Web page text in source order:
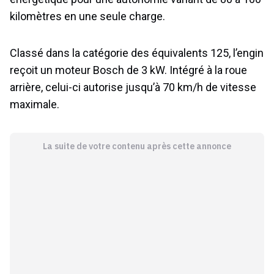
kilomètres en une seule charge.
Classé dans la catégorie des équivalents 125, l’engin
reçoit un moteur Bosch de 3 kW. Intégré à la roue
arrière, celui-ci autorise jusqu’à 70 km/h de vitesse
maximale.
La suite de votre contenu après cette annonce